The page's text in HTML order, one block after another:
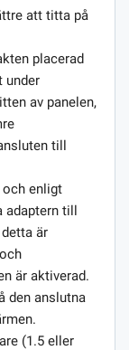
att titta på
placerad
under
av panelen,
till
enligt
adaptern till
är
är aktiverad.
den anslutna
(1.5 eller